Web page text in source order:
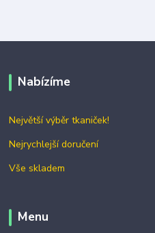
Nabízíme
Největší výběr tkaniček!
Nejrychlejší doručení
Vše skladem
Menu